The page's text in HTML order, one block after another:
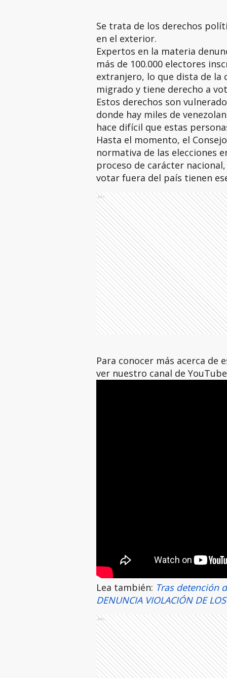
Se trata de los derechos
en el exterior.
Expertos en la materia
más de 100.000 electores
extranjero, lo que dista de la
migrado y tiene derecho a
Estos derechos son
donde hay miles de
hace difícil que estas
Hasta el momento, el
normativa de las elecciones
proceso de carácter
votar fuera del país tienen
Ads
Para conocer más acerca
ver nuestro canal de
Lea también: Tras detención
DENUNCIA VIOLACIÓN DE
Ads